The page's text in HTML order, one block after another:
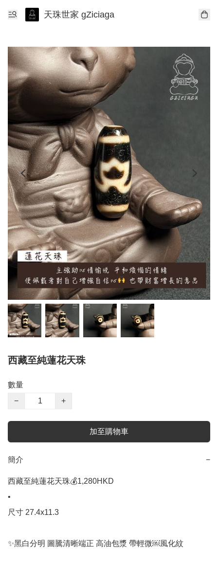
天珠世家 gZiciaga
西藏至純蓮花天珠
數量
−
+
加至購物車
簡介 −
西藏至純蓮花天珠💰1,280HKD
•
尺寸 27.4x11.3
✨黑白分明 圖騰清晰端正 高油包漿 帶輕微￼風化紋